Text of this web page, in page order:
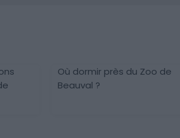
Où dormir près du Zoo de
Beauval ?